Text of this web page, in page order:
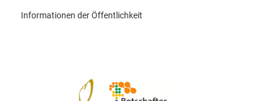
Informationen der Öffentlichkeit